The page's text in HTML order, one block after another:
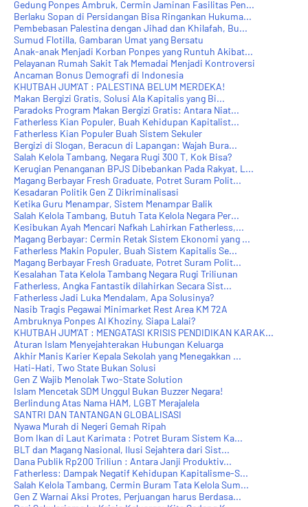
Gedung Ponpes Ambruk, Cermin Jaminan Fasilitas Pen...
Berlaku Sopan di Persidangan Bisa Ringankan Hukuma...
Pembebasan Palestina dengan Jihad dan Khilafah, Bu...
Sumud Flotilla, Gambaran Umat yang Bersatu
Anak-anak Menjadi Korban Ponpes yang Runtuh Akibat...
Pelayanan Rumah Sakit Tak Memadai Menjadi Kontroversi
Ancaman Bonus Demografi di Indonesia
KHUTBAH JUM'AT : PALESTINA BELUM MERDEKA!
Makan Bergizi Gratis, Solusi Ala Kapitalis yang Bi...
Paradoks Program Makan Bergizi Gratis: Antara Niat...
Fatherless Kian Populer, Buah Kehidupan Kapitalist...
Fatherless Kian Populer Buah Sistem Sekuler
Bergizi di Slogan, Beracun di Lapangan: Wajah Bura...
Salah Kelola Tambang, Negara Rugi 300 T, Kok Bisa?
Kerugian Penanganan BPJS Dibebankan Pada Rakyat, L...
Magang Berbayar Fresh Graduate, Potret Suram Polit...
Kesadaran Politik Gen Z Dikriminalisasi
Ketika Guru Menampar, Sistem Menampar Balik
Salah Kelola Tambang, Butuh Tata Kelola Negara Per...
Kesibukan Ayah Mencari Nafkah Lahirkan Fatherless,...
Magang Berbayar: Cermin Retak Sistem Ekonomi yang ...
Fatherless Makin Populer, Buah Sistem Kapitalis Se...
Magang Berbayar Fresh Graduate, Potret Suram Polit...
Kesalahan Tata Kelola Tambang Negara Rugi Triliunan
Fatherless, Angka Fantastik dilahirkan Secara Sist...
Fatherless Jadi Luka Mendalam, Apa Solusinya?
Nasib Tragis Pegawai Minimarket Rest Area KM 72A
Ambruknya Ponpes Al Khoziny, Siapa Lalai?
KHUTBAH JUM'AT : MENGATASI KRISIS PENDIDIKAN KARAK...
Aturan Islam Menyejahterakan Hubungan Keluarga
Akhir Manis Karier Kepala Sekolah yang Menegakkan ...
Hati-Hati, Two State Bukan Solusi
Gen Z Wajib Menolak Two-State Solution
Islam Mencetak SDM Unggul Bukan Buzzer Negara!
Berlindung Atas Nama HAM, LGBT Merajalela
SANTRI DAN TANTANGAN GLOBALISASI
Nyawa Murah di Negeri Gemah Ripah
Bom Ikan di Laut Karimata : Potret Buram Sistem Ka...
BLT dan Magang Nasional, Ilusi Sejahtera dari Sist...
Dana Publik Rp200 Triliun : Antara Janji Produktiv...
Fatherless: Dampak Negatif Kehidupan Kapitalisme-S...
Salah Kelola Tambang, Cermin Buram Tata Kelola Sum...
Gen Z Warnai Aksi Protes, Perjuangan harus Berdasa...